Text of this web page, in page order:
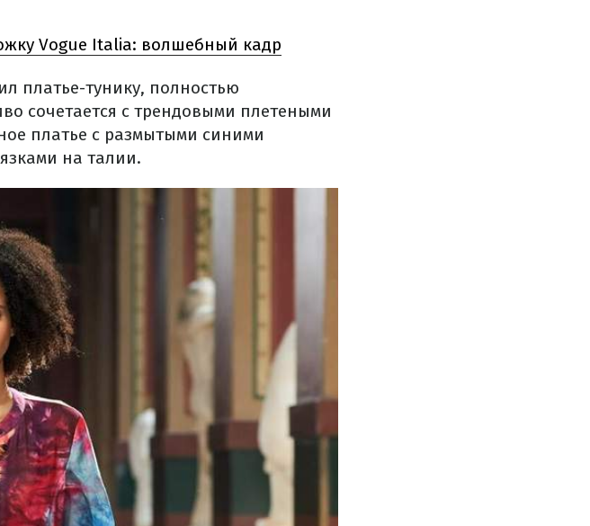
Vogue Italia: волшебный кадр
платье-тунику, полностью
сочетается с трендовыми плетеными
платье с размытыми синими
на талии.